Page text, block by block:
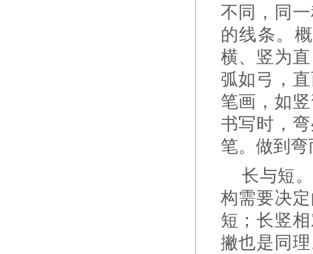
不同，同
的线条。
横、竖为
弧如弓，
笔画，如
书写时，
笔。做到
长与短。
构需要决
短；长竖
撇也是同